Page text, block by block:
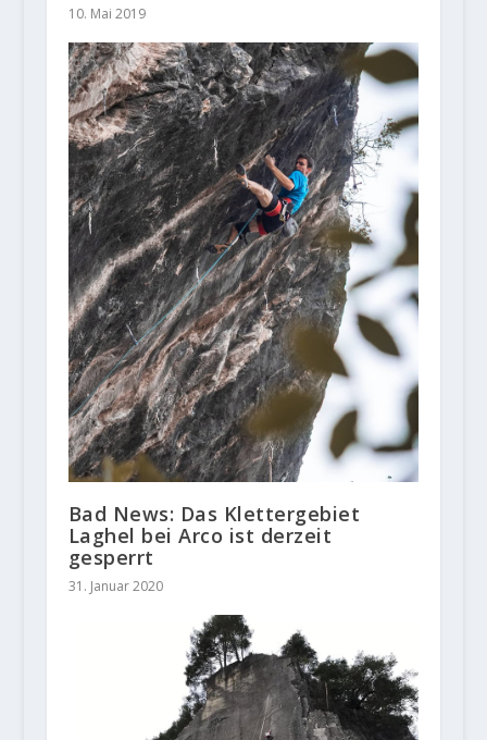
10. Mai 2019
Bad News: Das Klettergebiet
Laghel bei Arco ist derzeit
gesperrt
31. Januar 2020